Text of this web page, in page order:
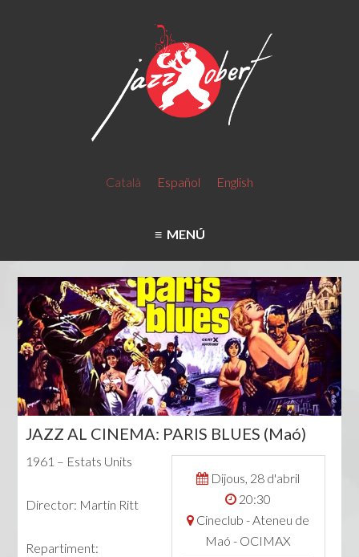
Català Español English
MENÚ
JAZZ AL CINEMA: PARIS BLUES (Maó)
Dijous, 28 d'abril
20:30
Cineclub - Ateneu de
Maó - OCIMAX
1961 – Estats Units
Director: Martin Ritt
Repartiment: